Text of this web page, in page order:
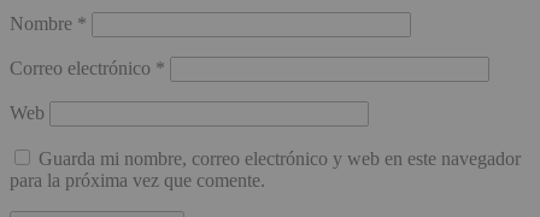
Nombre *
Correo electrónico *
Web
Guarda mi nombre, correo electrónico y web en este navegador
para la próxima vez que comente.